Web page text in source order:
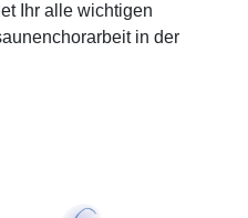
Ihr alle wichtigen
in der